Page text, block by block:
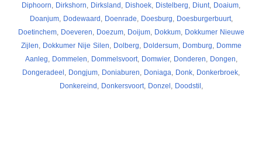
Diphoorn
Dirkshorn Dirksland Dishoek Distelberg Diunt Doaium
Doanjum, Dodewaard Doenrade Doesburg Doesburgerbuurt,
Doetinchem, Doeveren Doezum, Doijum, Dokkum, Dokkumer Nieuwe
Zijlen
Dokkumer Nije Silen Dolberg Doldersum, Domburg
Domme
Aanleg
Dommelen Dommelsvoort, Domwier, Donderen Dongen
Dongeradeel
Dongjum Doniaburen Doniaga Donk Donkerbroek
Donkereind
Donkersvoort, Donzel Doodstil